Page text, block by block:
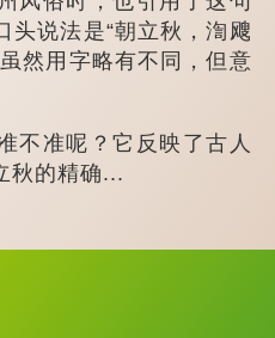
头说法是“朝立秋，渹飕
然用字略有不同，但意
准呢？它反映了古人
秋的精确...